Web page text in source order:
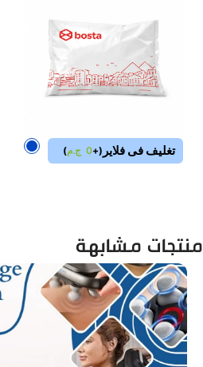
تغليف فى فلاير (
+
0 ج.م)
منتجات مشابهة